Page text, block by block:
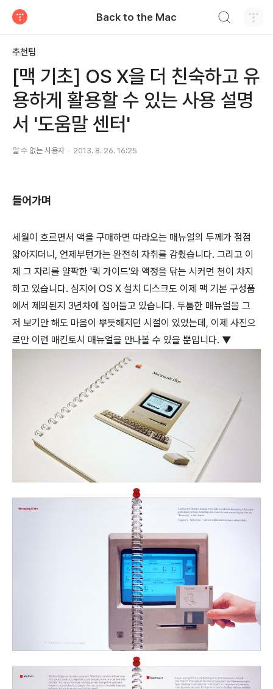
Back to the Mac
추천팁
[맥 기초] OS X을 더 친숙하고 유
용하게 활용할 수 있는 사용 설명
서 '도움말 센터'
알 수 없는 사용자 2013. 8. 26. 16:25
들어가며
세월이 흐르면서 맥을 구매하면 따라오는 매뉴얼의 두께가 점점
얇아지더니, 언제부턴가는 완전히 자취를 감췄습니다. 그리고 이
제 그 자리를 얄팍한 '퀵 가이드'와 액정을 닦는 시커먼 천이 차지
하고 있습니다. 심지어 OS X 설치 디스크도 이제 맥 기본 구성품
에서 제외된지 3년차에 접어들고 있습니다. 두툼한 매뉴얼을 그
저 보기만 해도 마음이 뿌듯해지던 시절이 있었는데, 이제 사진으
로만 이런 매킨토시 매뉴얼을 만나볼 수 있을 뿐입니다. ▼